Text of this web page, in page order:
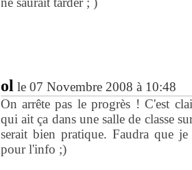
ol le 07 Novembre 2008 à 10:48
On arrête pas le progrès ! C'est
qui ait ça dans une salle de classe
serait bien pratique. Faudra que
pour l'info ;)